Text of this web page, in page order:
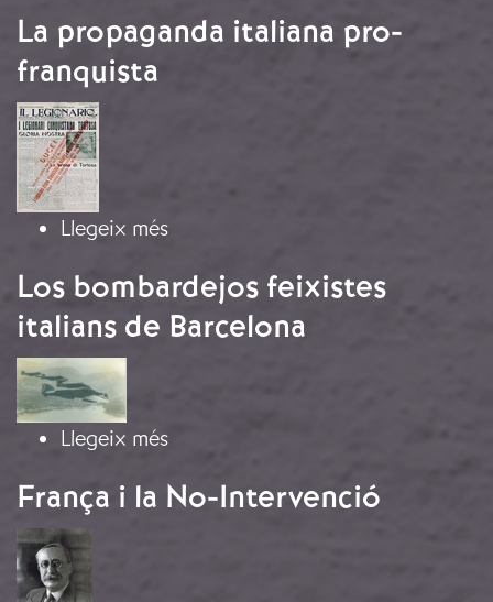
La propaganda italiana pro-
franquista
Imatge
Llegeix méssobre La propaganda italiana pro-
Los bombardejos feixistes
italians de Barcelona
Imatge
Llegeix méssobre Los bombardejos feixistes
França i la No-Intervenció
Imatge